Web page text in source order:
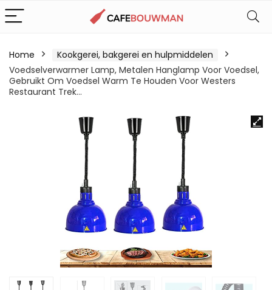
Home
Kookgerei, bakgerei en hulpmiddelen
Voedselverwarmer Lamp, Metalen Hanglamp Voor Voedsel,
Gebruikt Om Voedsel Warm Te Houden Voor Westers
Restaurant Trek…